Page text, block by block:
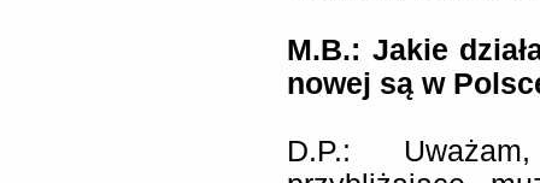
M.B.: Jakie
nowej są w
D.P.: